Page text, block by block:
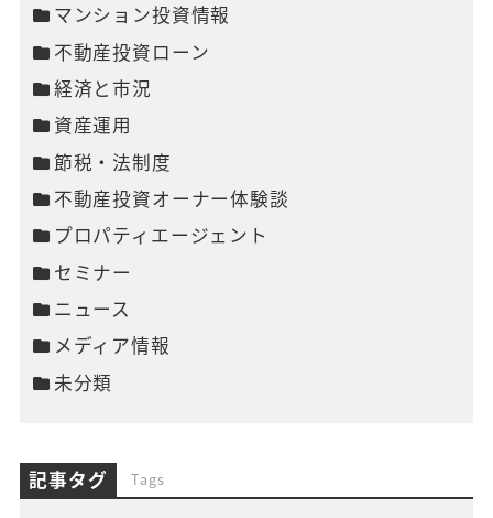
マンション投資情報
不動産投資ローン
経済と市況
資産運用
節税・法制度
不動産投資オーナー体験談
プロパティエージェント
セミナー
ニュース
メディア情報
未分類
記事タグ Tags